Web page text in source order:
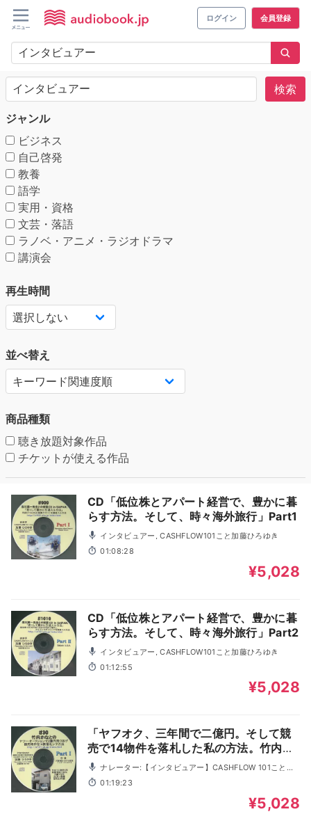
ログイン 会員登録
検索
ジャンル
ビジネス
自己啓発
教養
語学
実用・資格
文芸・落語
ラノベ・アニメ・ラジオドラマ
講演会
再生時間
並べ替え
商品種類
聴き放題対象作品
チケットが使える作品
CD「低位株とアパート経営で、豊かに暮
らす方法。そして、時々海外旅行」Part1
インタビュアー, CASHFLOW101こと加藤ひろゆき
01:08:28
¥5,028
CD「低位株とアパート経営で、豊かに暮
らす方法。そして、時々海外旅行」Part2
インタビュアー, CASHFLOW101こと加藤ひろゆき
01:12:55
¥5,028
「ヤフオク、三年間で二億円。そして競
売で14物件を落札した私の方法。竹内か
なと氏・26才」 Part1
ナレーター:【インタビュアー】CASHFLOW 101こと加
藤ひろゆき, 竹内かなと
01:19:23
¥5,028